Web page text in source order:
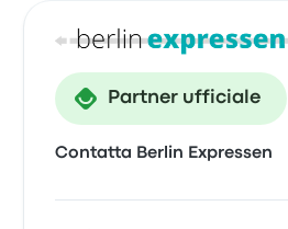
Partner ufficiale
Contatta Berlin Expressen